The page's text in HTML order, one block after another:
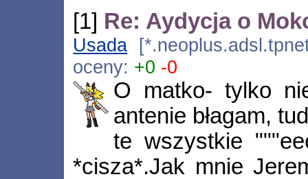
[1] Re: Aydycja o
Usada
oceny: +0 -0
O matko- tylko
antenie błagam,
te wszystkie
*cisza*.Jak mnie